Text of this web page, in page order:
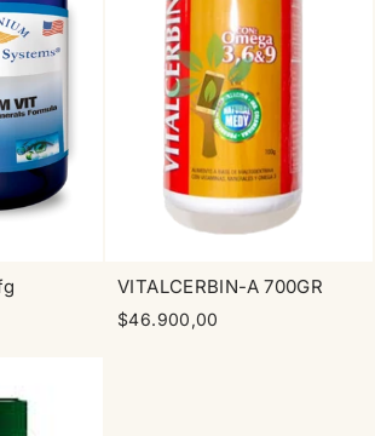
VITALCERBIN-A 700GR
$46.900,00